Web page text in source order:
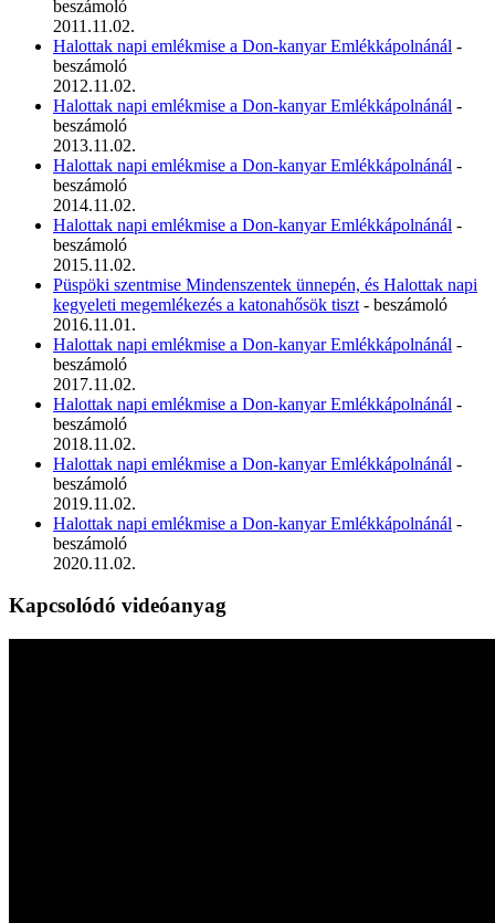
beszámoló
2011.11.02.
Halottak napi emlékmise a Don-kanyar Emlékkápolnánál -
beszámoló
2012.11.02.
Halottak napi emlékmise a Don-kanyar Emlékkápolnánál -
beszámoló
2013.11.02.
Halottak napi emlékmise a Don-kanyar Emlékkápolnánál -
beszámoló
2014.11.02.
Halottak napi emlékmise a Don-kanyar Emlékkápolnánál -
beszámoló
2015.11.02.
Püspöki szentmise Mindenszentek ünnepén, és Halottak napi
kegyeleti megemlékezés a katonahősök tiszt - beszámoló
2016.11.01.
Halottak napi emlékmise a Don-kanyar Emlékkápolnánál -
beszámoló
2017.11.02.
Halottak napi emlékmise a Don-kanyar Emlékkápolnánál -
beszámoló
2018.11.02.
Halottak napi emlékmise a Don-kanyar Emlékkápolnánál -
beszámoló
2019.11.02.
Halottak napi emlékmise a Don-kanyar Emlékkápolnánál -
beszámoló
2020.11.02.
Kapcsolódó videóanyag